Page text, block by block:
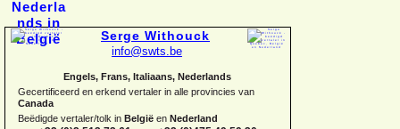
Serge Withouck
info@swts.be
Engels, Frans, Italiaans, Nederlands
Gecertificeerd en erkend vertaler in alle provincies van
Canada
Beëdigde vertaler/tolk in België en Nederland